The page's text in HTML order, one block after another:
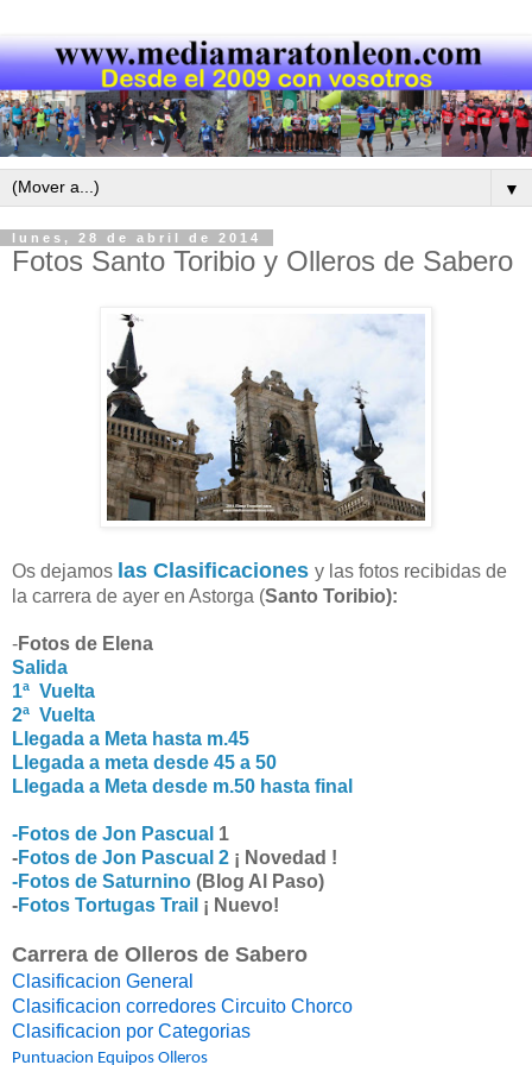
▼
lunes, 28 de abril de 2014
Fotos Santo Toribio y Olleros de Sabero
Os dejamos las Clasificaciones y las fotos recibidas de
la carrera de ayer en Astorga (Santo Toribio):
-Fotos de Elena
Salida
1ª Vuelta
2ª Vuelta
Llegada a Meta hasta m.45
Llegada a meta desde 45 a 50
Llegada a Meta desde m.50 hasta final
-Fotos de Jon Pascual 1
-Fotos de Jon Pascual 2 ¡ Novedad !
-Fotos de Saturnino (Blog Al Paso)
-Fotos Tortugas Trail ¡ Nuevo!
Carrera de Olleros de Sabero
Clasificacion General
Clasificacion corredores Circuito Chorco
Clasificacion por Categorias
Puntuacion Equipos Olleros